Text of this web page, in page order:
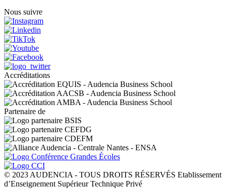
Nous suivre
Accréditations
Partenaire de
© 2023 AUDENCIA - TOUS DROITS RÉSERVÉS Etablissement
d’Enseignement Supérieur Technique Privé